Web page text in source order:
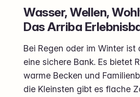
Wasser, Wellen,
Das Arriba
Bei Regen oder im Winter ist
eine sichere Bank. Es bietet
warme Becken und
die Kleinsten gibt es flache